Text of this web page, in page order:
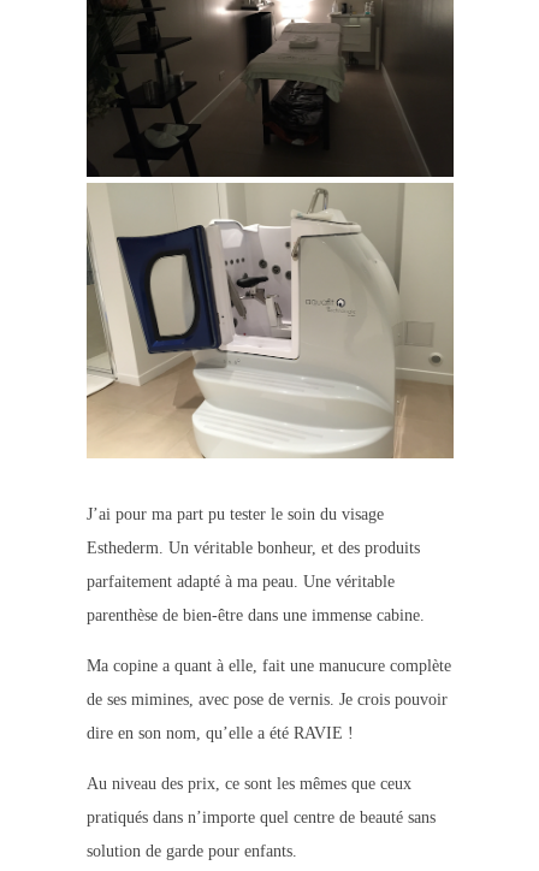
J’ai pour ma part pu tester le soin du visage
Esthederm. Un véritable bonheur, et des produits
parfaitement adapté à ma peau. Une véritable
parenthèse de bien-être dans une immense cabine.
Ma copine a quant à elle, fait une manucure complète
de ses mimines, avec pose de vernis. Je crois pouvoir
dire en son nom, qu’elle a été RAVIE !
Au niveau des prix, ce sont les mêmes que ceux
pratiqués dans n’importe quel centre de beauté sans
solution de garde pour enfants.